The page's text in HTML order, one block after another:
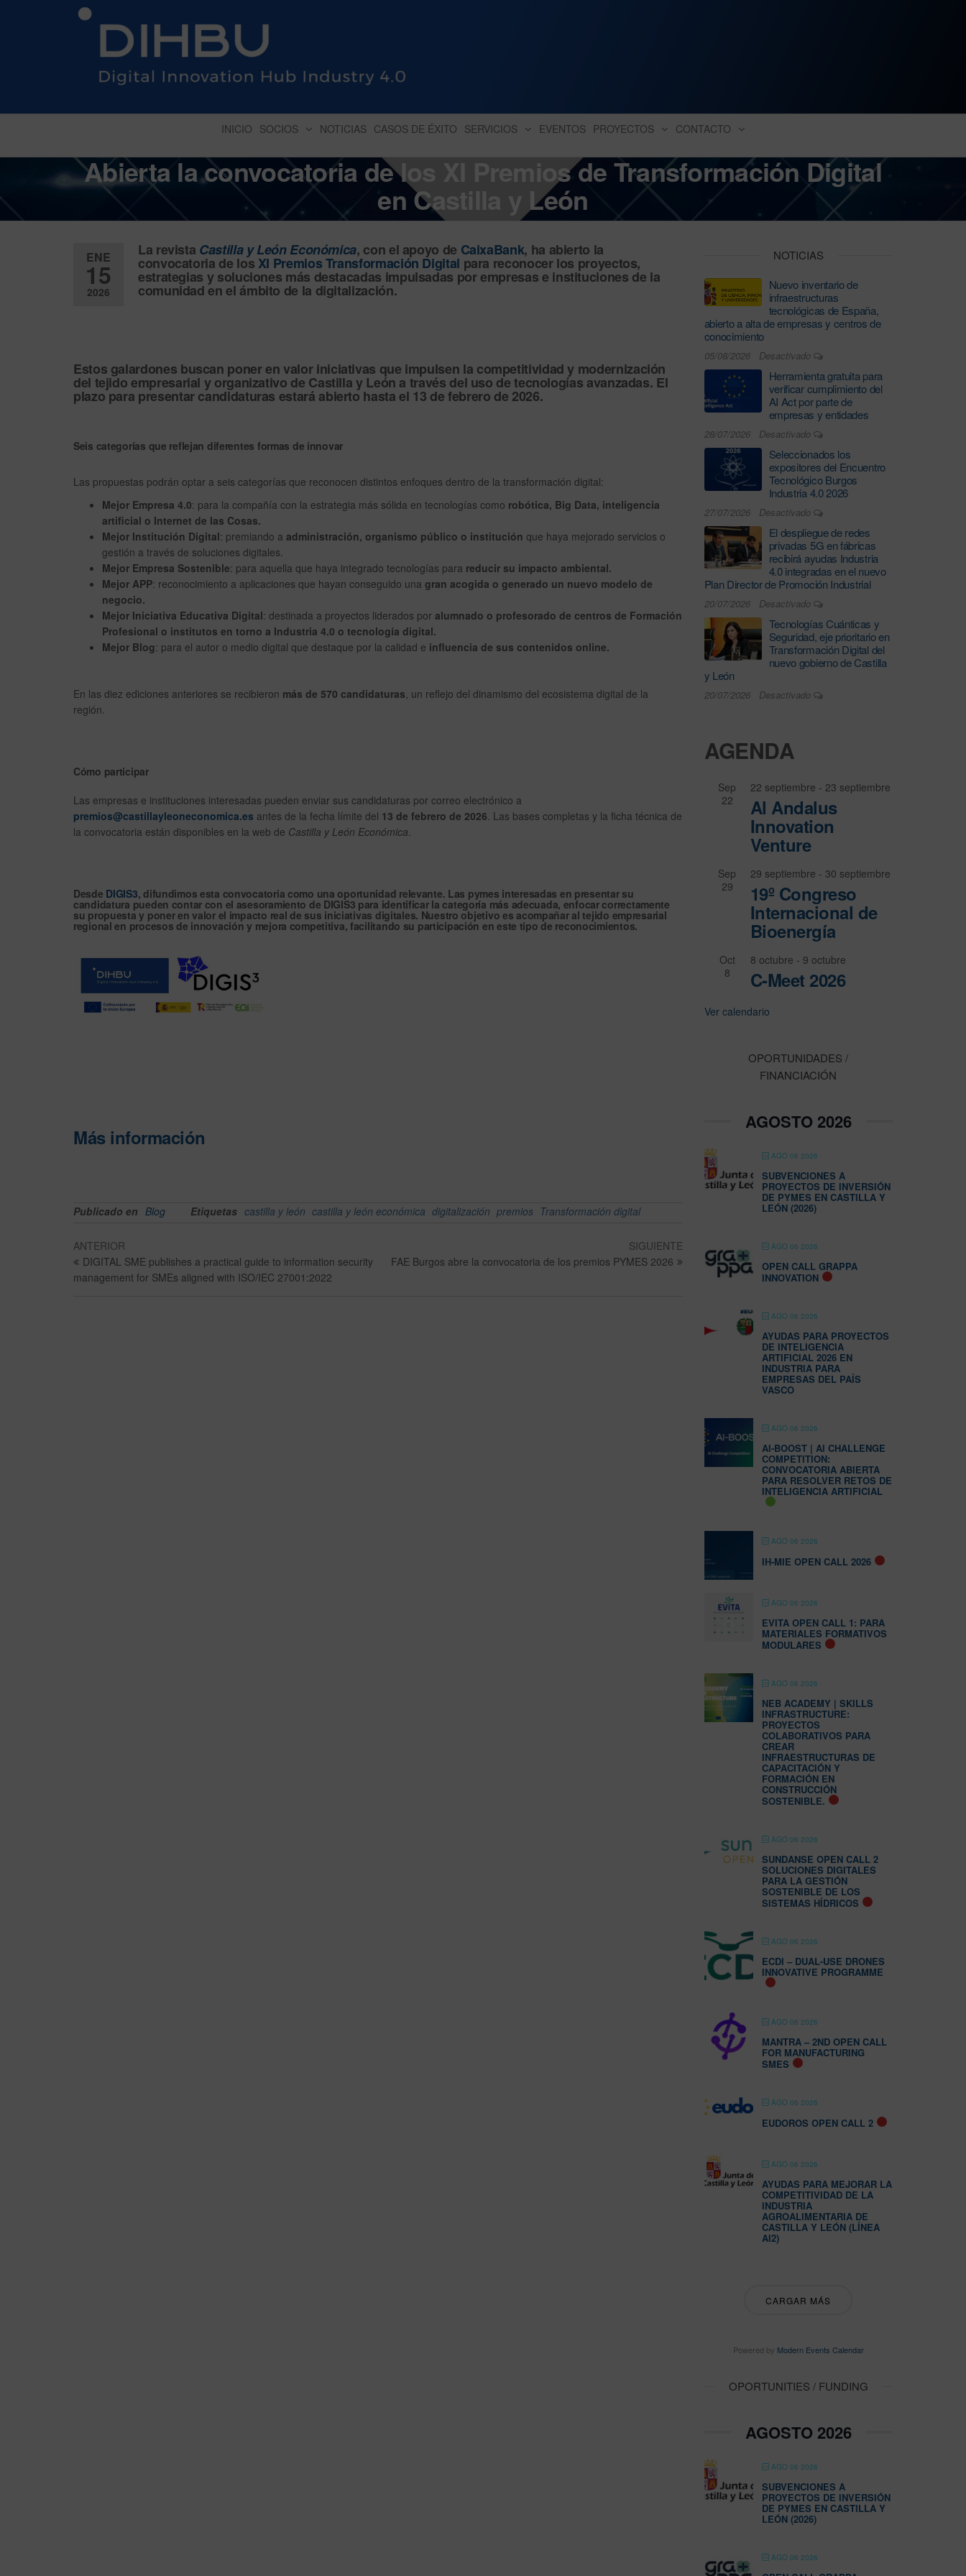
DIGITAL INNOVATION HUB INDUSTRY 4.0
INICIO SOCIOS NOTICIAS CASOS DE ÉXITO SERVICIOS EVENTOS PROYECTOS CONTACTO
Abierta la convocatoria de los XI Premios de Transformación Digital
en Castilla y León
ENE
15
2026
La revista Castilla y León Económica, con el apoyo de CaixaBank, ha abierto la
convocatoria de los XI Premios Transformación Digital para reconocer los proyectos,
estrategias y soluciones más destacadas impulsadas por empresas e instituciones de la
comunidad en el ámbito de la digitalización.
Estos galardones buscan poner en valor iniciativas que impulsen la competitividad y modernización
del tejido empresarial y organizativo de Castilla y León a través del uso de tecnologías avanzadas. El
plazo para presentar candidaturas estará abierto hastael 13 de febrero de 2026.
Seis categorías que reflejan diferentes formas de innovar
Las propuestas podrán optar a seis categorías que reconocen distintos enfoques dentro de la transformación digital:
Mejor Empresa 4.0: para la compañía con la estrategia más sólida en tecnologías como robótica, Big Data, inteligencia
artificial o Internet de las Cosas.
Mejor Institución Digital: premiando a administración, organismo público o institución que haya mejorado servicios o
gestión a través de soluciones digitales.
Mejor Empresa Sostenible: para aquella que haya integrado tecnologías para reducir su impacto ambiental.
Mejor APP: reconocimiento a aplicaciones que hayan conseguido una gran acogida o generado un nuevo modelo de
negocio.
Mejor Iniciativa Educativa Digital: destinada a proyectos liderados por alumnado o profesorado de centros de Formación
Profesional o institutos en torno a Industria 4.0 o tecnología digital.
Mejor Blog: para el autor o medio digital que destaque por la calidad e influencia de sus contenidos online.
En las diez ediciones anteriores se recibieron más de 570 candidaturas, un reflejo del dinamismo del ecosistema digital de la
región.
Cómo participar
Las empresas e instituciones interesadas pueden enviar sus candidaturas por correo electrónico a
premios@castillayleoneconomica.es antes de la fecha límite del 13 de febrero de 2026. Las bases completas y la ficha técnica de
la convocatoria están disponibles en la web de Castilla y León Económica.
Desde DIGIS3, difundimos esta convocatoria como una oportunidad relevante. Las pymes interesadas en presentar su
candidatura pueden contar con el asesoramiento de DIGIS3 para identificar la categoría más adecuada, enfocar correctamente
su propuesta y poner en valor el impacto real de sus iniciativas digitales. Nuestro objetivo es acompañar al tejido empresarial
regional en procesos de innovación y mejora competitiva, facilitando su participación en este tipo de reconocimientos.
Más información
Publicado en Blog Etiquetas castilla y león castilla y león económica digitalización premios Transformación digital
ANTERIOR
DIGITAL SME publishes a practical guide to information security
management for SMEs aligned with ISO/IEC 27001:2022
SIGUIENTE
FAE Burgos abre la convocatoria de los premios PYMES 2026
NOTICIAS
Nuevo inventario de
infraestructuras
tecnológicas de España,
abierto a alta de empresas y centros de
conocimiento
05/08/2026 Desactivado
Herramienta gratuita para
verificar cumplimiento del
AI Act por parte de
empresas y entidades
28/07/2026 Desactivado
Seleccionados los
expositores del Encuentro
Tecnológico Burgos
Industria 4.0 2026
27/07/2026 Desactivado
El despliegue de redes
privadas 5G en fábricas
recibirá ayudas Industria
4.0 integradas en el nuevo
Plan Director de Promoción Industrial
20/07/2026 Desactivado
Tecnologías Cuánticas y
Seguridad, eje prioritario en
Transformación Digital del
nuevo gobierno de Castilla
y León
20/07/2026 Desactivado
AGENDA
Sep
22
22 septiembre - 23 septiembre
Al Andalus
Innovation
Venture
Sep
29
29 septiembre - 30 septiembre
19º Congreso
Internacional de
Bioenergía
Oct
8
8 octubre - 9 octubre
C-Meet 2026
Ver calendario
OPORTUNIDADES /
FINANCIACIÓN
AGOSTO 2026
AGO 06 2026
SUBVENCIONES A
PROYECTOS DE INVERSIÓN
DE PYMES EN CASTILLA Y
LEÓN (2026)
AGO 06 2026
OPEN CALL GRAPPA
INNOVATION
AGO 06 2026
AYUDAS PARA PROYECTOS
DE INTELIGENCIA
ARTIFICIAL 2026 EN
INDUSTRIA PARA
EMPRESAS DEL PAÍS
VASCO
AGO 06 2026
AI-BOOST | AI CHALLENGE
COMPETITION:
CONVOCATORIA ABIERTA
PARA RESOLVER RETOS DE
INTELIGENCIA ARTIFICIAL
AGO 06 2026
IH-MIE OPEN CALL 2026
AGO 06 2026
EVITA OPEN CALL 1: PARA
MATERIALES FORMATIVOS
MODULARES
AGO 06 2026
NEB ACADEMY | SKILLS
INFRASTRUCTURE:
PROYECTOS
COLABORATIVOS PARA
CREAR
INFRAESTRUCTURAS DE
CAPACITACIÓN Y
FORMACIÓN EN
CONSTRUCCIÓN
SOSTENIBLE.
AGO 06 2026
SUNDANSE OPEN CALL 2
SOLUCIONES DIGITALES
PARA LA GESTIÓN
SOSTENIBLE DE LOS
SISTEMAS HÍDRICOS
AGO 06 2026
ECDI – DUAL-USE DRONES
INNOVATIVE PROGRAMME
AGO 06 2026
MANTRA – 2ND OPEN CALL
FOR MANUFACTURING
SMES
AGO 06 2026
EUDOROS OPEN CALL 2
AGO 06 2026
AYUDAS PARA MEJORAR LA
COMPETITIVIDAD DE LA
INDUSTRIA
AGROALIMENTARIA DE
CASTILLA Y LEÓN (LÍNEA
AI2)
CARGAR MÁS
Powered by Modern Events Calendar
OPORTUNITIES / FUNDING
AGOSTO 2026
AGO 06 2026
SUBVENCIONES A
PROYECTOS DE INVERSIÓN
DE PYMES EN CASTILLA Y
LEÓN (2026)
AGO 06 2026